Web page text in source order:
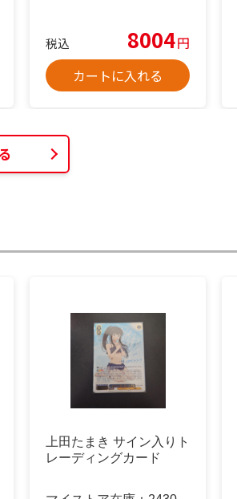
税込 8004円
カートに入れる
上田たまき サイン入りト
レーディングカード